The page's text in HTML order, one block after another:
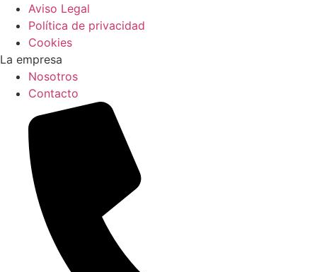
Aviso Legal
Política de privacidad
Cookies
La empresa
Nosotros
Contacto